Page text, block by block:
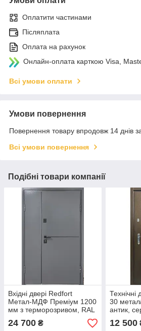
Оплатити частинами
Післяплата
Оплата на рахунок
Онлайн-оплата карткою Visa,
Всі умови оплати
Умови повернення
Повернення товару впродовж 14 днів
Всі умови повернення
Подібні товари компанії
Вхідні двері Redfort
Метал-МДФ Преміум 1200
мм з терморозривом, RAL
7024 / антрацит, вуличні
24 700 ₴
Технічні
30
антик,
12 500